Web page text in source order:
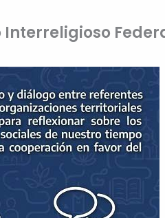
Interreligioso